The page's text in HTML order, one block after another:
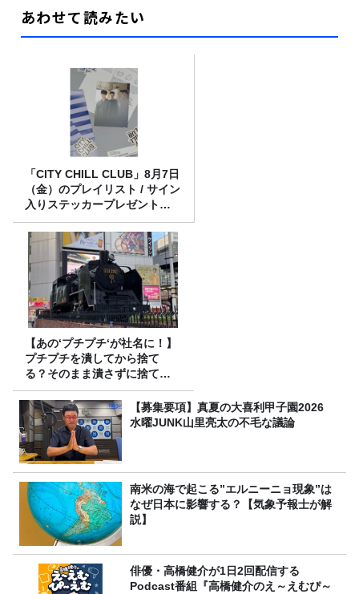
あわせて読みたい
「CITY CHILL CLUB」8月7日
（金）のプレイリスト / サイン
入りステッカープレゼント有
り
【あの‘プチプチ‘が社名に！】
プチプチを潰してから捨て
る？そのまま潰さずに捨て
る？
【募集要項】真夏の大喜利甲子園2026
水曜JUNK山里亮太の不毛な議論
南米の海で起こる”エルニーニョ現象”は
なぜ日本に影響する？【気象予報士が解
説】
俳優・高橋健介が1日2回配信する
Podcast番組『高橋健介のえ～えむぴ～